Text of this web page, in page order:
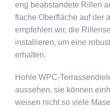
eng beabstandete Rillen
flache Oberfläche auf der
empfehlen wir, die
installieren, um eine
erhalten.
Hohle WPC-
aussehen, sie können
weisen nicht so viele